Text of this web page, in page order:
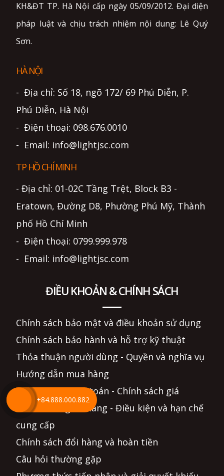
KH&ĐT TP. Hà Nội cấp ngày 05/09/2012. Đại diện
pháp luật và chịu trách nhiệm nội dung: Lê Quý
Sơn.
HÀ NỘI
- Địa chỉ: Số 18, ngõ 172/ 69 Phú Diễn, P.
Phú Diễn, Hà Nội
- Điện thoại: 098.676.0010
- Email: info@lightjsc.com
TP HỒ CHÍ MINH
- Địa chỉ: 01-02C Tầng Trệt, Block B3 -
Eratown, Đường D8, Phường Phú Mỹ, Thành
phố Hồ Chí Minh
- Điện thoại: 0799.999.978
- Email: info@lightjsc.com
ĐIỀU KHOẢN & CHÍNH SÁCH
Chính sách bảo mật và điều khoản sử dụng
Chính sách bảo hành và hỗ trợ kỹ thuật
Thỏa thuận người dùng - Quyền và nghĩa vụ
Hướng dẫn mua hàng
Hình thức thanh toán - Chính sách giá
Chính sách giao hàng - Điều kiện và hạn chế
cung cấp
Chính sách đổi hàng và hoàn tiền
Câu hỏi thường gặp
+84.888.000.882